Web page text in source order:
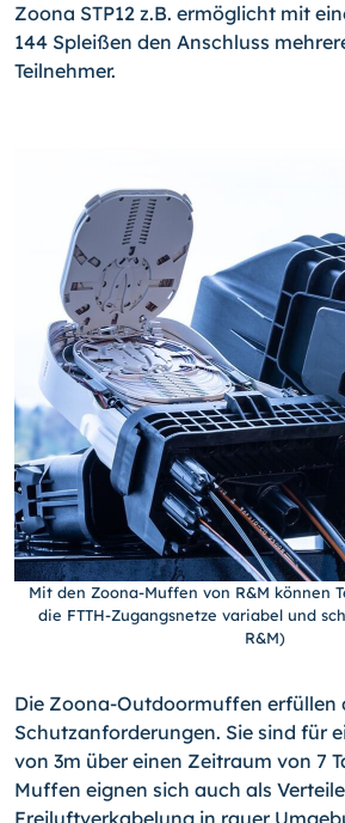
Zoona STP12 z.B. ermöglicht mit
144 Spleißen den Anschluss
Teilnehmer.
Mit den Zoona-Muffen von R&M können
die FTTH-Zugangsnetze variabel und
R&M)
Die Zoona-Outdoormuffen erfüllen
Schutzanforderungen. Sie sind für
von 3m über einen Zeitraum von 7
Muffen eignen sich auch als
Freiluftverkabelung in rauer